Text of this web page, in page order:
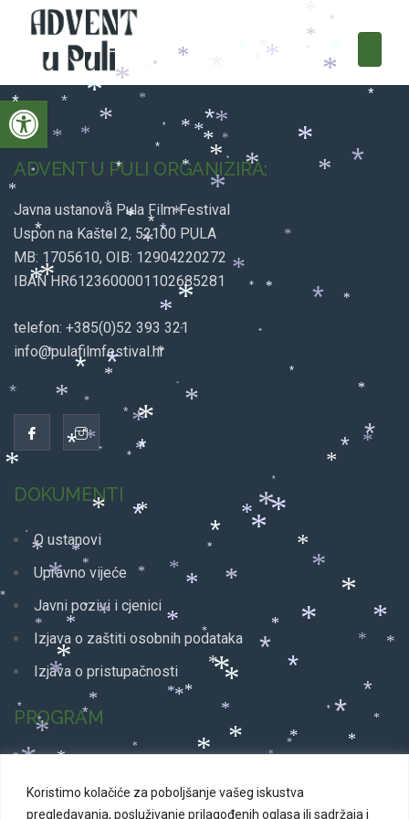
Open toolbar
Koristimo kolačiće za poboljšanje vašeg iskustva
pregledavanja, posluživanje prilagođenih oglasa ili sadržaja i
ADVENT U PULI ORGANIZIRA:
Javna ustanova Pula Film Festival
Uspon na Kaštel 2, 52100 PULA
MB: 1705610, OIB: 12904220272
IBAN HR6123600001102685281
telefon: +385(0)52 393 321
info@pulafilmfestival.hr
DOKUMENTI
O ustanovi
Upravno vijeće
Javni pozivi i cjenici
Izjava o zaštiti osobnih podataka
Izjava o pristupačnosti
PROGRAM
Dječji program
*
*
*
*
*
*
*
*
* *
*
*
*
*
*
*
*
*
*
*
*
*
*
*
*
*
*
*
*
*
*
*
*
*
*
*
*
*
*
*
*
*
*
*
*
*
*
*
*
*
*
*
*
*
*
*
*
*
*
*
*
*
*
*
*
*
*
*
*
*
*
*
*
*
*
*
*
*
*
*
*
*
*
*
*
*
*
*
*
*
*
*
*
*
*
*
*
*
*
*
*
*
*
*
*
* *
*
*
*
*
*
*
*
*
* *
*
*
*
*
*
*
*
*
*
*
*
*
*
*
*
*
*
*
*
*
* *
*
*
*
*
*
*
*
*
*
*
*
*
*
*
*